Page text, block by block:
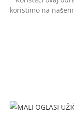
koristimo na